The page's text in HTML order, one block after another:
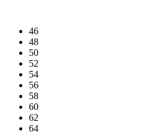
46
48
50
52
54
56
58
60
62
64